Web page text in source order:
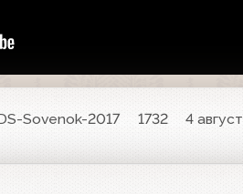
Sovenok-2017 1732
4